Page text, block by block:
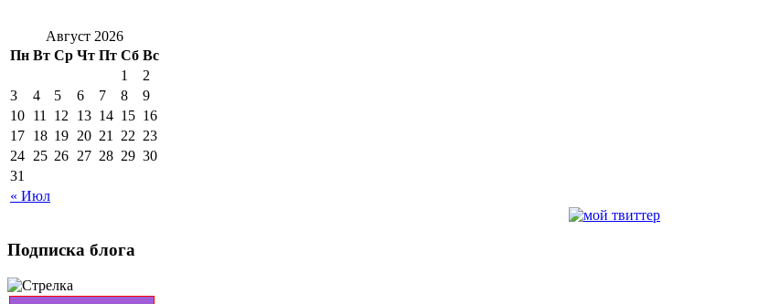
Август 2026
Пн Вт Ср Чт Пт Сб Вс
« Июл
1
2
3
4 5 6 7 8
9
10 11 12 13 14 15 16
17 18 19 20 21 22 23
24 25 26 27 28 29 30
31
Подписка блога